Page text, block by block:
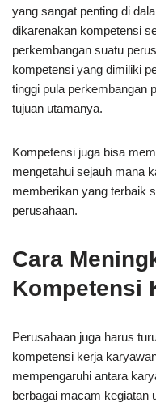
yang sangat penting di
dikarenakan kompetensi
perkembangan suatu
kompetensi yang dimiliki
tinggi pula perkembangan
tujuan utamanya.
Kompetensi juga bisa
mengetahui sejauh mana
memberikan yang terbaik
perusahaan.
Cara
Kompetensi
Perusahaan juga harus
kompetensi kerja
mempengaruhi antara
berbagai macam kegiatan